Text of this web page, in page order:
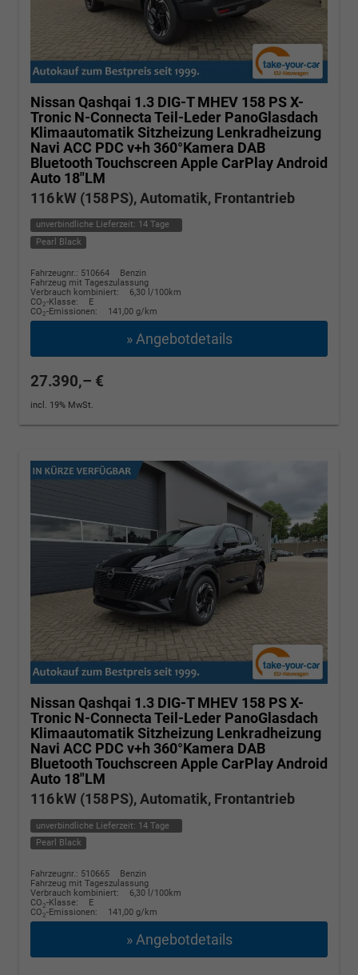
Nissan Qashqai 1.3 DIG-T MHEV 158 PS X-
Tronic N-Connecta Teil-Leder PanoGlasdach
Klimaautomatik Sitzheizung Lenkradheizung
Navi ACC PDC v+h 360°Kamera DAB
Bluetooth Touchscreen Apple CarPlay Android
Auto 18"LM
116 kW (158 PS), Automatik, Frontantrieb
unverbindliche Lieferzeit: 14 Tage
Pearl Black
Fahrzeugnr.: 510664
Benzin
Fahrzeug mit Tageszulassung
Verbrauch kombiniert:
6,30 l/100km
CO2-Klasse:
E
CO2-Emissionen: 141,00 g/km
» Angebotdetails
27.390,– €
incl. 19% MwSt.
Nissan Qashqai 1.3 DIG-T MHEV 158 PS X-
Tronic N-Connecta Teil-Leder PanoGlasdach
Klimaautomatik Sitzheizung Lenkradheizung
Navi ACC PDC v+h 360°Kamera DAB
Bluetooth Touchscreen Apple CarPlay Android
Auto 18"LM
116 kW (158 PS), Automatik, Frontantrieb
unverbindliche Lieferzeit: 14 Tage
Pearl Black
Fahrzeugnr.: 510665
Benzin
Fahrzeug mit Tageszulassung
Verbrauch kombiniert:
6,30 l/100km
CO2-Klasse:
E
CO2-Emissionen: 141,00 g/km
» Angebotdetails